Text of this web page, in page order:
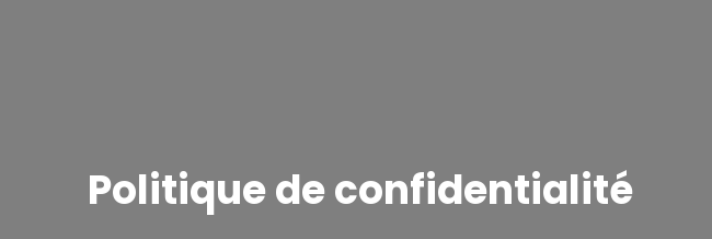
Politique de confidentialité